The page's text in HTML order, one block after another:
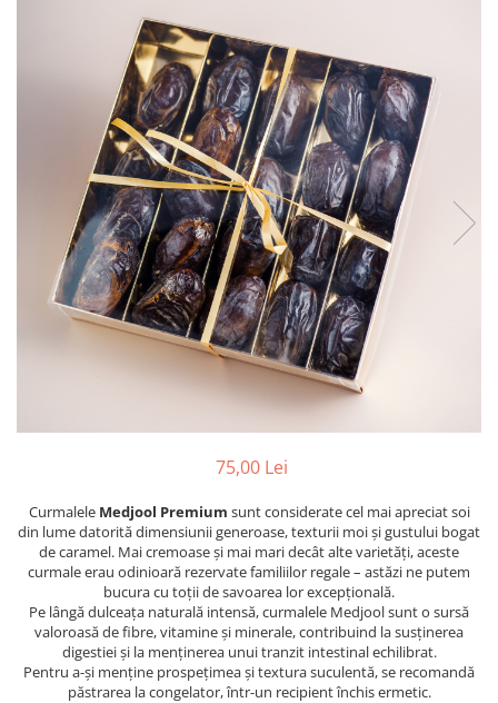
FĂINĂ FĂRĂ GLUTEN
BĂUTURI / LAPTE VEGETAL
OREZ ȘI CEREALE
CREME ȘI PASTE TARTINABILE
CONDIMENTE
CEAIURI GRECEȘTI
CIOCOLATĂ ȘI CACAO
HEALTHY SNACKS
SUPERALIMENTE
LACTATE
PRODUSE ECO / ORGANICE
TOATE PRODUSELE
75,00 Lei
Curmalele Medjool Premium sunt considerate cel mai apreciat soi
din lume datorită dimensiunii generoase, texturii moi și gustului bogat
de caramel. Mai cremoase și mai mari decât alte varietăți, aceste
curmale erau odinioară rezervate familiilor regale – astăzi ne putem
bucura cu toții de savoarea lor excepțională.
Pe lângă dulceața naturală intensă, curmalele Medjool sunt o sursă
valoroasă de fibre, vitamine și minerale, contribuind la susținerea
digestiei și la menținerea unui tranzit intestinal echilibrat.
Pentru a-și menține prospețimea și textura suculentă, se recomandă
păstrarea la congelator, într-un recipient închis ermetic.